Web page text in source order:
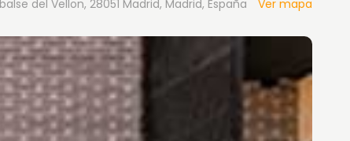
del Vellon, 28051 Madrid, Madrid, España Ver mapa